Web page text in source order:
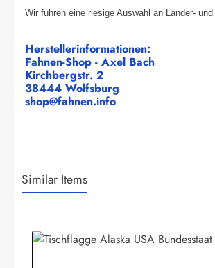
Wir führen eine riesige Auswahl an Länder-
Herstellerinformationen:
Fahnen-Shop - Axel Bach
Kirchbergstr. 2
38444 Wolfsburg
shop@fahnen.info
Similar Items